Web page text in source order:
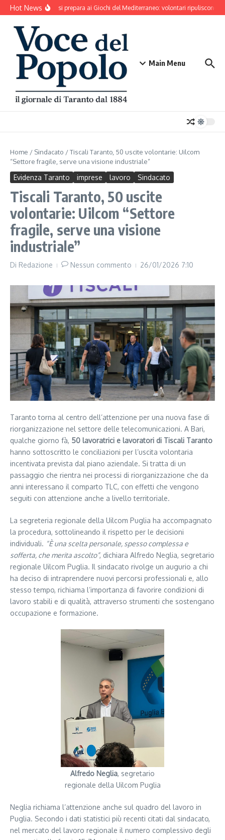
Salta al contenuto
Hot NewsTaranto si prepara ai Giochi del Mediterraneo: volontari ripuliscono
Main Menu
Home / Sindacato /Tiscali Taranto, 50 uscite volontarie: Uilcom
“Settore fragile, serve una visione industriale”
Evidenza Taranto imprese lavoro Sindacato
Tiscali Taranto, 50 uscite
volontarie: Uilcom “Settore
fragile, serve una visione
industriale”
Di Redazione Nessun commento 26/01/2026 7:10
Taranto torna al centro dell’attenzione per una nuova fase di
riorganizzazione nel settore delle telecomunicazioni. A Bari,
qualche giorno fà, 50 lavoratrici e lavoratori di Tiscali Taranto
hanno sottoscritto le conciliazioni per l’uscita volontaria
incentivata prevista dal piano aziendale. Si tratta di un
passaggio che rientra nei processi di riorganizzazione che da
anni interessano il comparto TLC, con effetti che vengono
seguiti con attenzione anche a livello territoriale.
La segreteria regionale della Uilcom Puglia ha accompagnato
la procedura, sottolineando il rispetto per le decisioni
individuali. “È una scelta personale, spesso complessa e
sofferta, che merita ascolto”, dichiara Alfredo Neglia, segretario
regionale Uilcom Puglia. Il sindacato rivolge un augurio a chi
ha deciso di intraprendere nuovi percorsi professionali e, allo
stesso tempo, richiama l’importanza di favorire condizioni di
lavoro stabili e di qualità, attraverso strumenti che sostengano
occupazione e formazione.
Alfredo Neglia, segretario
regionale della Uilcom Puglia
Neglia richiama l’attenzione anche sul quadro del lavoro in
Puglia. Secondo i dati statistici più recenti citati dal sindacato,
nel mercato del lavoro regionale il numero complessivo degli